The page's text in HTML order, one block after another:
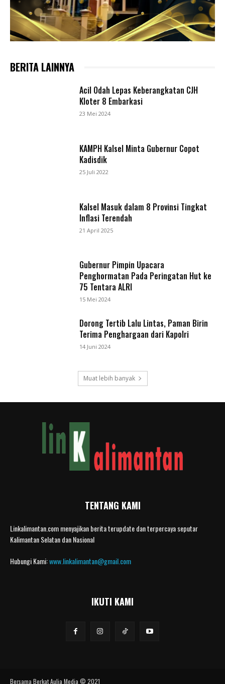
BERITA LAINNYA
Acil Odah Lepas Keberangkatan CJH
Kloter 8 Embarkasi
23 Mei 2024
KAMPH Kalsel Minta Gubernur Copot
Kadisdik
25 Juli 2022
Kalsel Masuk dalam 8 Provinsi Tingkat
Inflasi Terendah
21 April 2025
Gubernur Pimpin Upacara
Penghormatan Pada Peringatan Hut ke
75 Tentara ALRI
15 Mei 2024
Dorong Tertib Lalu Lintas, Paman Birin
Terima Penghargaan dari Kapolri
14 Juni 2024
Muat lebih banyak
TENTANG KAMI
Linkalimantan.com menyajikan berita terupdate dan terpercaya seputar
Kalimantan Selatan dan Nasional
Hubungi Kami:www.linkalimantan@gmail.com
IKUTI KAMI
Bersama Berkat Aulia Media © 2021